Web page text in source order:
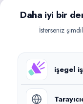
Güncel iş
©2026
Daha iyi bir
İsterseniz
işegel